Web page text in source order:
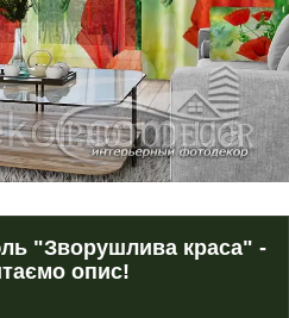
"Зворушлива краса" -
опис!